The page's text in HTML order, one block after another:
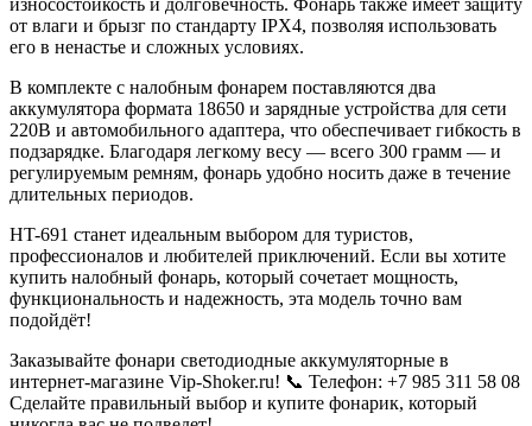
износостойкость и долговечность. Фонарь также имеет защиту
от влаги и брызг по стандарту IPX4, позволяя использовать
его в ненастье и сложных условиях.
В комплекте с налобным фонарем поставляются два
аккумулятора формата 18650 и зарядные устройства для сети
220В и автомобильного адаптера, что обеспечивает гибкость в
подзарядке. Благодаря легкому весу — всего 300 грамм — и
регулируемым ремням, фонарь удобно носить даже в течение
длительных периодов.
HT-691 станет идеальным выбором для туристов,
профессионалов и любителей приключений. Если вы хотите
купить налобный фонарь, который сочетает мощность,
функциональность и надежность, эта модель точно вам
подойдёт!
Заказывайте фонари светодиодные аккумуляторные в
интернет-магазине Vip-Shoker.ru! 📞 Телефон: +7 985 311 58 08
Сделайте правильный выбор и купите фонарик, который